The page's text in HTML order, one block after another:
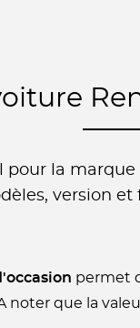
la
version
permet
noter que la